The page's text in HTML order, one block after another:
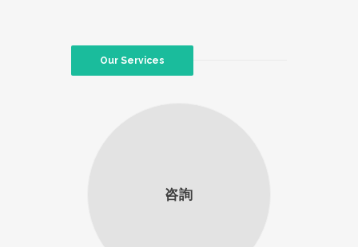
Our Services
咨詢